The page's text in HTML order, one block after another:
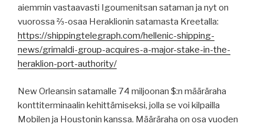
aiemmin vastaavasti Igoumenitsan sataman ja nyt on
vuorossa ⅔-osaa Heraklionin satamasta Kreetalla:
https://shippingtelegraph.com/hellenic-shipping-
news/grimaldi-group-acquires-a-major-stake-in-the-
heraklion-port-authority/
New Orleansin satamalle 74 miljoonan $:n määräraha
konttiterminaalin kehittämiseksi, jolla se voi kilpailla
Mobilen ja Houstonin kanssa. Määräraha on osa vuoden